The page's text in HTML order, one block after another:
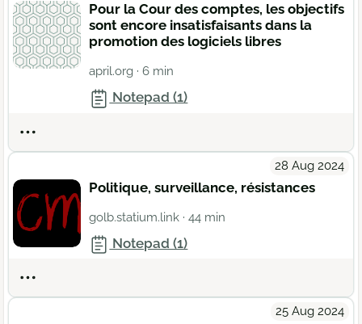
Pour la Cour des comptes, les objectifs
sont encore insatisfaisants dans la
promotion des logiciels libres
april.org · 6 min
Notepad (1)
28 Aug 2024
Politique, surveillance, résistances
golb.statium.link · 44 min
Notepad (1)
25 Aug 2024